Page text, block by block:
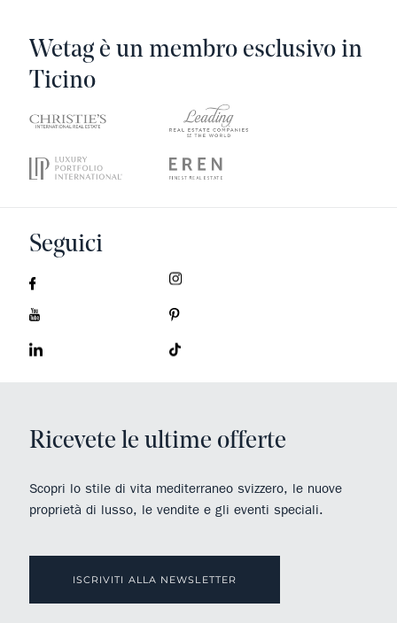
Wetag è un membro esclusivo in
Ticino
Seguici
Ricevete le ultime offerte
Scopri lo stile di vita mediterraneo svizzero, le nuove
proprietà di lusso, le vendite e gli eventi speciali.
ISCRIVITI ALLA NEWSLETTER